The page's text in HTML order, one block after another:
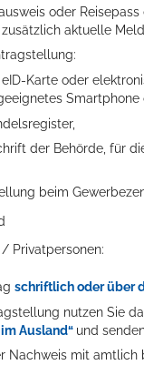
oder
aktuelle
eID-Karte oder
der Behörde, für
beim
Privatpersonen:
schriftlich oder über
nutzen Sie
Ausland“ und
Nachweis mit